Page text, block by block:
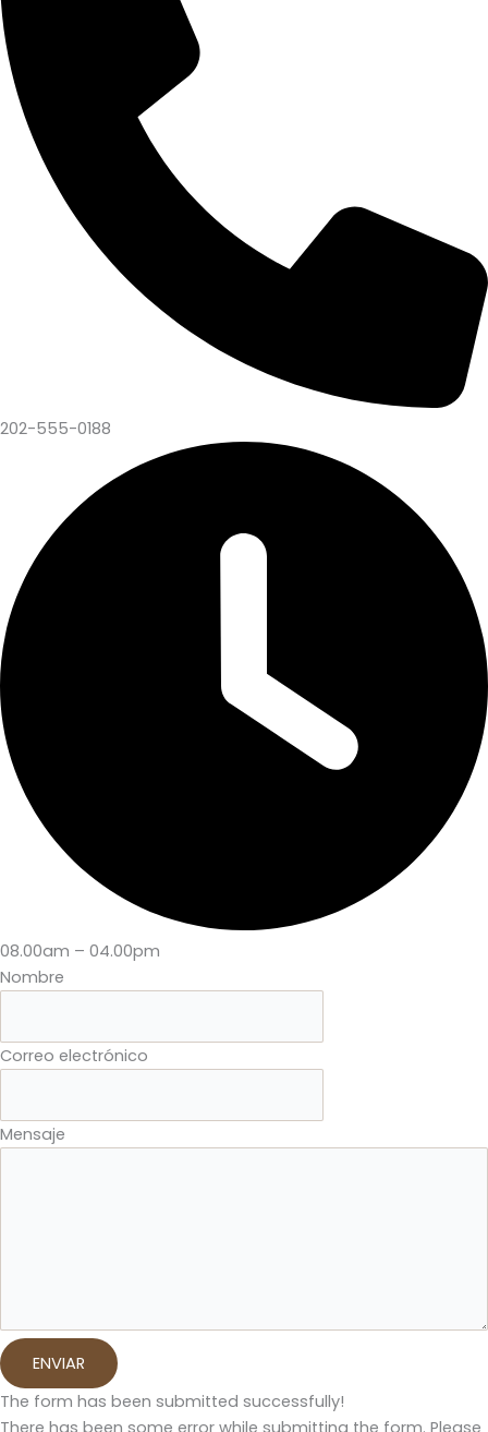
202-555-0188
08.00am – 04.00pm
Nombre
Correo electrónico
Mensaje
ENVIAR
The form has been submitted successfully!